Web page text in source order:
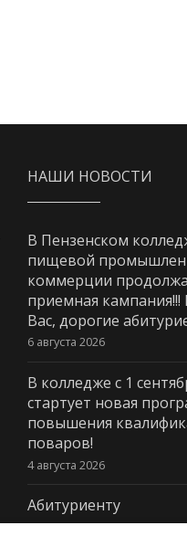
НАШИ НОВОСТИ
В Пензенском
пищевой
коммерции
приемная
Вас, дорогие
6 августа 2026
В колледже с 1
стартует новая
повышения
поваров!
4 августа 2026
Абитуриенту
3 августа 2026